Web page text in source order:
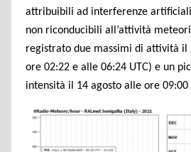
attribuibili ad interferenze
non riconducibili all’attività
registrato due massimi di attività il
ore 02:22 e alle 06:24 UTC) e un
intensità il 14 agosto alle ore 09:00